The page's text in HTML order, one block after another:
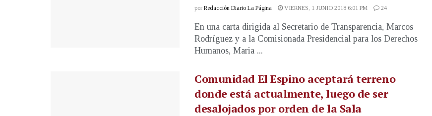
por Redacción Diario La Página VIERNES, 1 JUNIO 2018 6:01 PM 24
En una carta dirigida al Secretario de Transparencia, Marcos
Rodríguez y a la Comisionada Presidencial para los Derechos
Humanos, Maria ...
Comunidad El Espino aceptará terreno
donde está actualmente, luego de ser
desalojados por orden de la Sala